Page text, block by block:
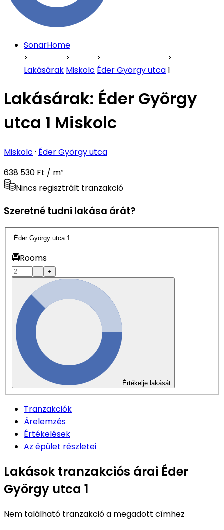
SonarHome
Lakásárak Miskolc Éder György utca1
Lakásárak: Éder György
utca 1 Miskolc
Miskolc · Éder György utca
638 530 Ft / m²
Nincs regisztrált tranzakció
Szeretné tudni lakása árát?
Rooms
– +
Értékelje lakását
Tranzakciók
Árelemzés
Értékelések
Az épület részletei
Lakások tranzakciós árai Éder
György utca 1
Nem található tranzakció a megadott címhez